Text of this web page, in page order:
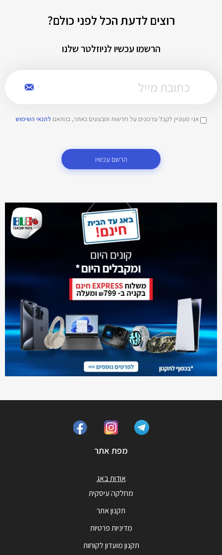
רוצים לדעת הכל לפני כולם?
הרשמו עכשיו לניוזלטר שלנו
אני מעוניין לקבל עדכונים על חדשות ומבצעים באתר, בהתאם לתנאי השימוש
הרשם עכשיו
מפת אתר
אודות באג
מחלקה עיסקית
תקנון אתר
מדיניות פרטיות
תקנון מועדון לקוחות